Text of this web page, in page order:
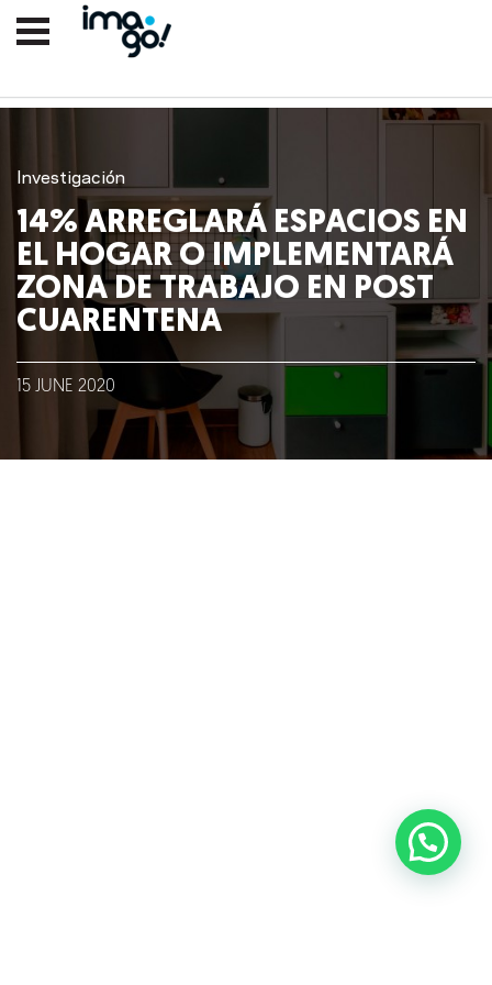
Nosotros
Clientes
Lo que hacemos
Investigación
14% ARREGLARÁ ESPACIOS EN
EL HOGAR O IMPLEMENTARÁ
ZONA DE TRABAJO EN POST
CUARENTENA
15 JUNE 2020